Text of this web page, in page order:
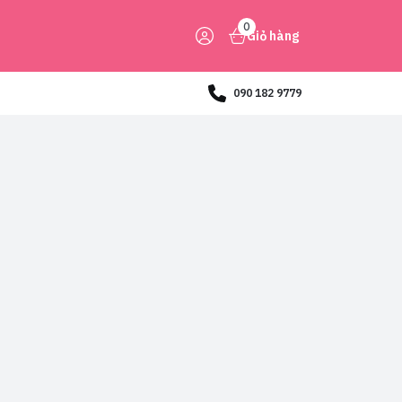
0
Giỏ hàng
090 182 9779